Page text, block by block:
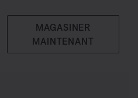
MAGASINER
MAINTENANT